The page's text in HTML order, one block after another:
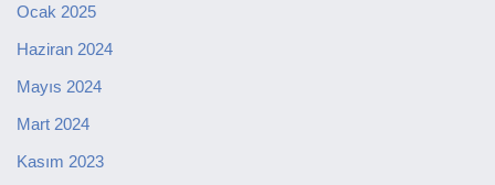
Ocak 2025
Haziran 2024
Mayıs 2024
Mart 2024
Kasım 2023